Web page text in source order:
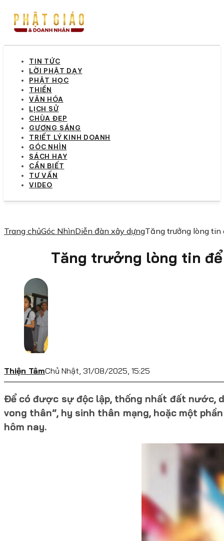
TIN TỨC
LỜI PHẬT DẠY
PHẬT HỌC
THIỀN
VĂN HÓA
LỊCH SỬ
CHÙA ĐẸP
GƯƠNG SÁNG
TRIẾT LÝ KINH DOANH
GÓC NHÌN
SÁCH HAY
CẦN BIẾT
TƯ VẤN
VIDEO
Trang chủGóc NhìnDiễn đàn xây dựngTăng trưởng lòng tin
Tăng trưởng lòng tin
Thiện TâmChủ Nhật, 31/08/2025, 15:25
Để có được sự độc lập, thống nhất đất nước,
vong thân”, hy sinh thân mạng, hoặc một
hôm nay.